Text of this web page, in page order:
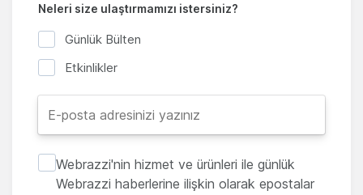
Neleri size ulaştırmamızı istersiniz?
Günlük Bülten
Etkinlikler
Webrazzi'nin hizmet ve ürünleri ile günlük
Webrazzi haberlerine ilişkin olarak epostalar